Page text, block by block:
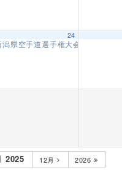
AM
ト 演武会」
24
潟県空手道選手権大会」
場 納会」
2025 12月 2026